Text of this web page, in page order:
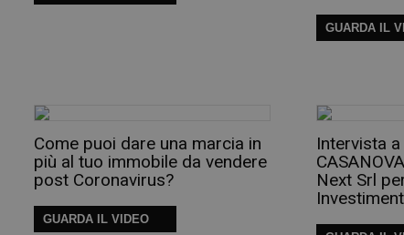
GUARDA IL
Come puoi dare una marcia in
più al tuo immobile da vendere
post Coronavirus?
GUARDA IL VIDEO
Intervista a
Next Srl